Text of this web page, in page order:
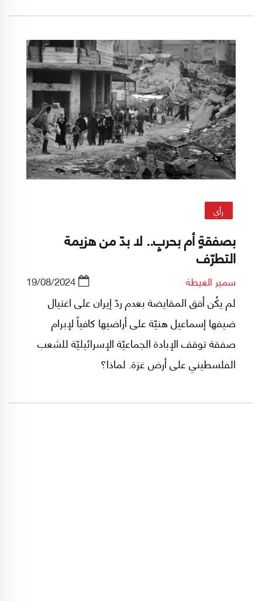
رأي
بصفقةٍ أم بحربٍ.. لا بدّ من هزيمة
التطرّف
سمير العيطة 19/08/2024
لم يكُن أفق المقايضة بعدم ردّ إيران على اغتيال
ضيفها إسماعيل هنيّة على أراضيها كافياً لإبرام
صفقة توقف الإبادة الجماعيّة الإسرائيليّة للشعب
الفلسطيني على أرض غزة. لماذا؟